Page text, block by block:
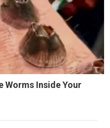
Worms Inside Your